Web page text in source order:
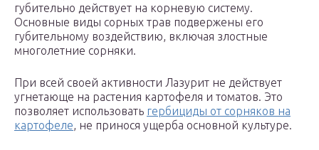
губительно действует на корневую систему.
Основные виды сорных трав подвержены его
губительному воздействию, включая злостные
многолетние сорняки.
При всей своей активности Лазурит не действует
угнетающе на растения картофеля и томатов. Это
позволяет использовать гербициды от сорняков на
картофеле, не принося ущерба основной культуре.